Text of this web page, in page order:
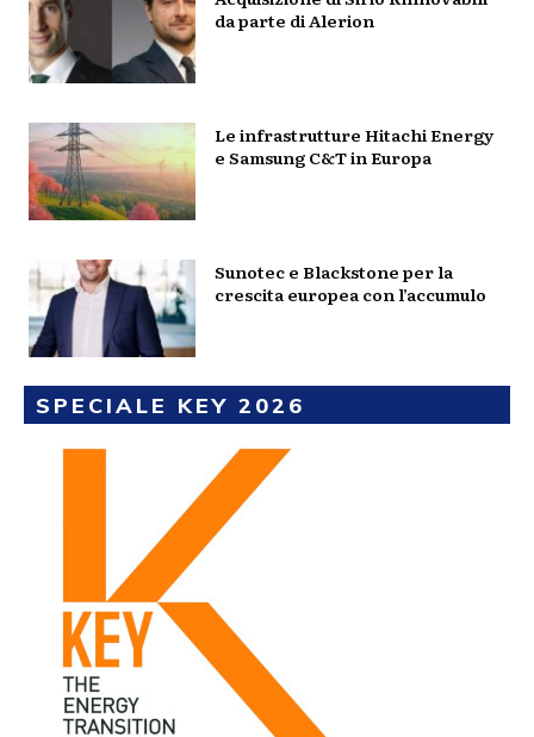
da parte di Alerion
Le infrastrutture Hitachi Energy
e Samsung C&T in Europa
Sunotec e Blackstone per la
crescita europea con l’accumulo
SPECIALE KEY 2026